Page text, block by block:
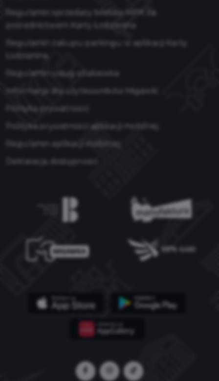
Regulamin sprzedaży biletów MPK za
pośrednictwem Karty Łodzianina
Regulamin zakupu parkingu w aplikacji Karty
Łodzianina
Regulamin usług eSakiewka
Informacja dla użytkowników Migawki
Polityka prywatności
Polityka prywatności aplikacji mobilnej
Regulamin aplikacji mobilnej
Deklaracja dostępności